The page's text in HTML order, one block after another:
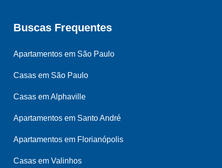
Buscas Frequentes
Apartamentos em São Paulo
Casas em São Paulo
Casas em Alphaville
Apartamentos em Santo André
Apartamentos em Florianópolis
Casas em Valinhos